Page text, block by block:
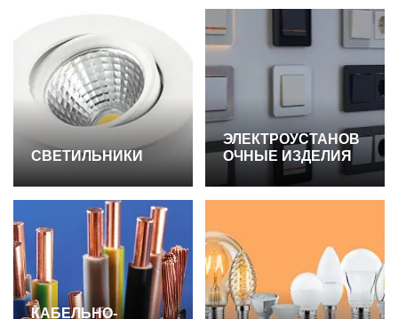
СВЕТИЛЬНИКИ
ЭЛЕКТРОУСТАНОВ
ОЧНЫЕ ИЗДЕЛИЯ
КАБЕЛЬНО-